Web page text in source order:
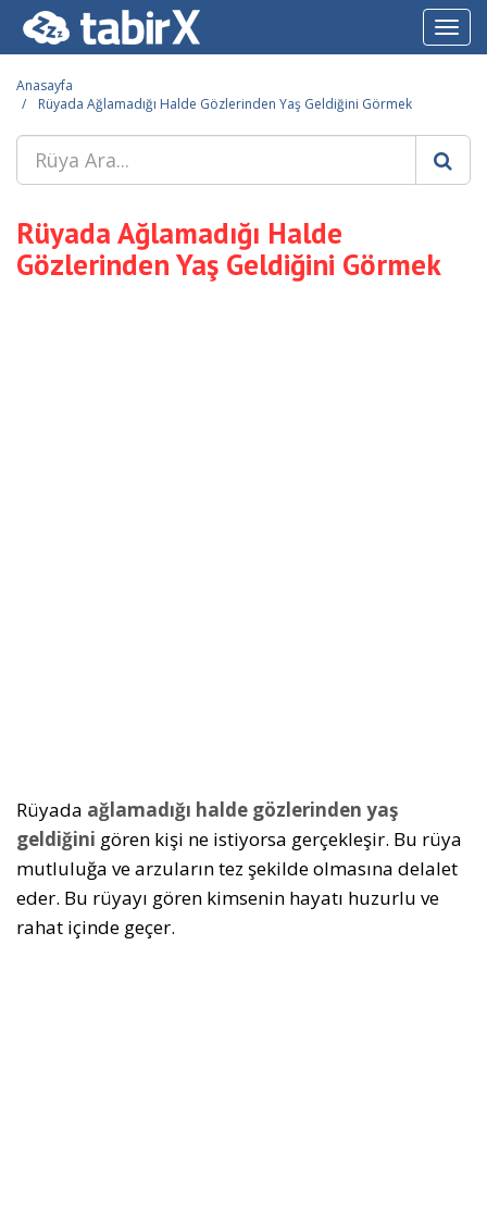
Anasayfa
Rüyada Ağlamadığı Halde Gözlerinden Yaş Geldiğini Görmek
Rüyada Ağlamadığı Halde
Gözlerinden Yaş Geldiğini Görmek
Rüyada ağlamadığı halde gözlerinden yaş
geldiğini gören kişi ne istiyorsa gerçekleşir. Bu rüya
mutluluğa ve arzuların tez şekilde olmasına delalet
eder. Bu rüyayı gören kimsenin hayatı huzurlu ve
rahat içinde geçer.